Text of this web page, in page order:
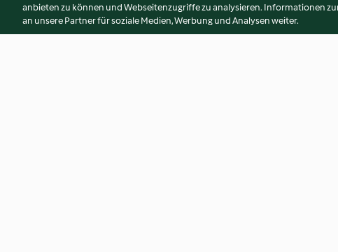
anbieten zu können und Webseitenzugriffe zu analysieren. Informationen
an unsere Partner für soziale Medien, Werbung und Analysen weiter.